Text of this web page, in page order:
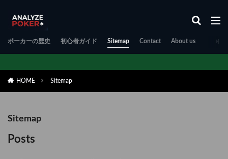
ポーカーの歴史 初心者ガイド Sitemap Contact About us
HOME Sitemap
Sitemap
Posts